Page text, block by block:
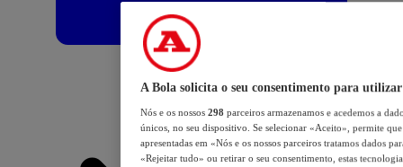
A Bola solicita o seu consentimento para utilizar
Nós e os nossos 298 parceiros armazenamos e acedemos a
únicos, no seu dispositivo. Se selecionar «Aceito», permite
apresentadas em «Nós e os nossos parceiros tratamos dados
«Rejeitar tudo» ou retirar o seu consentimento, estas